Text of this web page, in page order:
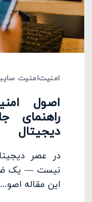
امنیتامنیت
اصول
راهنمای
دیجیتال
در عصر
نیست — یک
این مقاله اصو...